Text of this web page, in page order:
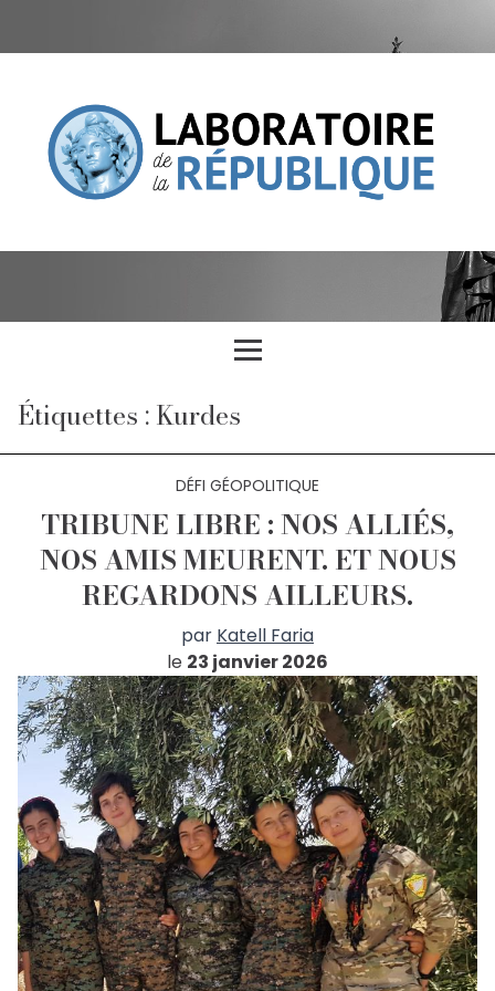
Étiquettes : Kurdes
DÉFI GÉOPOLITIQUE
TRIBUNE LIBRE : NOS ALLIÉS,
NOS AMIS MEURENT. ET NOUS
REGARDONS AILLEURS.
par Katell Faria
le 23 janvier 2026